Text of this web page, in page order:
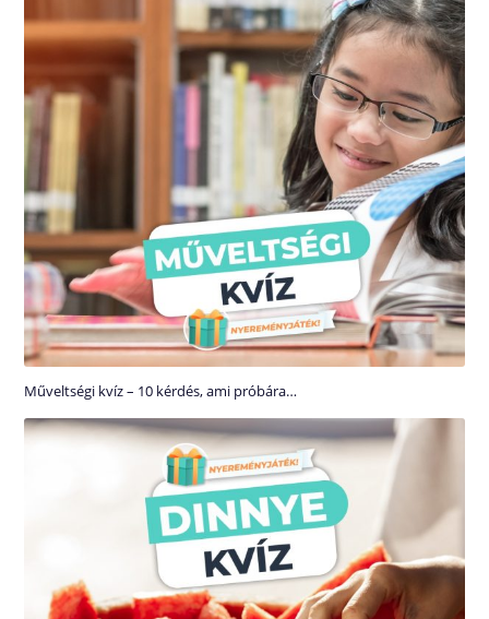
Műveltségi kvíz – 10 kérdés, ami próbára…